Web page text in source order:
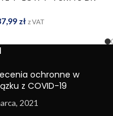
zł z VAT
ochronne w
z COVID-19
2021